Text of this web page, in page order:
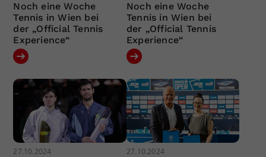
Noch eine Woche
Tennis in Wien bei
der „Official Tennis
Experience“
Noch eine Woche
Tennis in Wien bei
der „Official Tennis
Experience“
27.10.2024 27.10.2024